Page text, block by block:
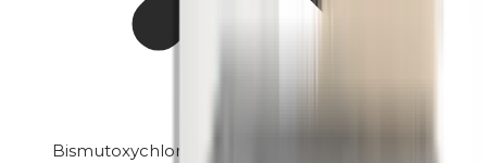
Bismutoxychlorid